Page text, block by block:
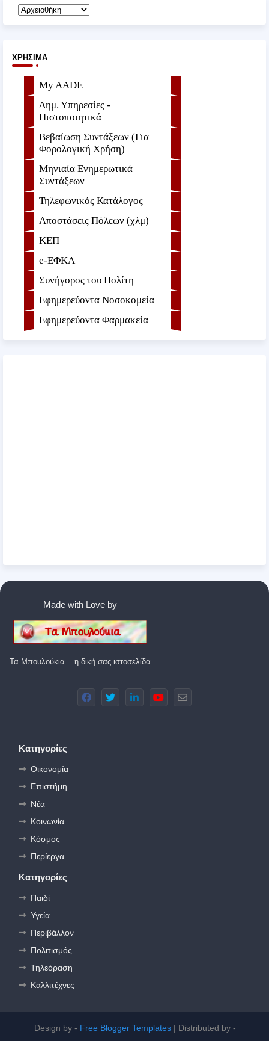
ΧΡΉΣΙΜΑ
My AADE
Δημ. Υπηρεσίες -
Πιστοποιητικά
Βεβαίωση Συντάξεων (Για
Φορολογική Χρήση)
Μηνιαία Ενημερωτικά
Συντάξεων
Τηλεφωνικός Κατάλογος
Αποστάσεις Πόλεων (χλμ)
ΚΕΠ
e-ΕΦKA
Συνήγορος του Πολίτη
Εφημερεύοντα Νοσοκομεία
Εφημερεύοντα Φαρμακεία
Made with Love by
Τα Μπουλούκια... η δική σας ιστοσελίδα
Κατηγορίες
Οικονομία
Επιστήμη
Νέα
Κοινωνία
Κόσμος
Περίεργα
Κατηγορίες
Παιδί
Υγεία
Περιβάλλον
Πολιτισμός
Τηλεόραση
Καλλιτέχνες
Design by - Free Blogger Templates| Distributed by -